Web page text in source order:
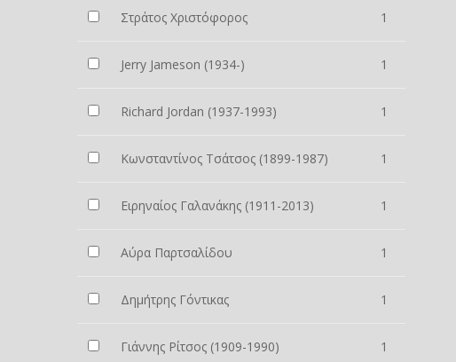
Στράτος Χριστόφορος 1
Jerry Jameson (1934-) 1
Richard Jordan (1937-1993) 1
Κωνσταντίνος Τσάτσος (1899-1987) 1
Ειρηναίος Γαλανάκης (1911-2013) 1
Αύρα Παρτσαλίδου 1
Δημήτρης Γόντικας 1
Γιάννης Ρίτσος (1909-1990) 1